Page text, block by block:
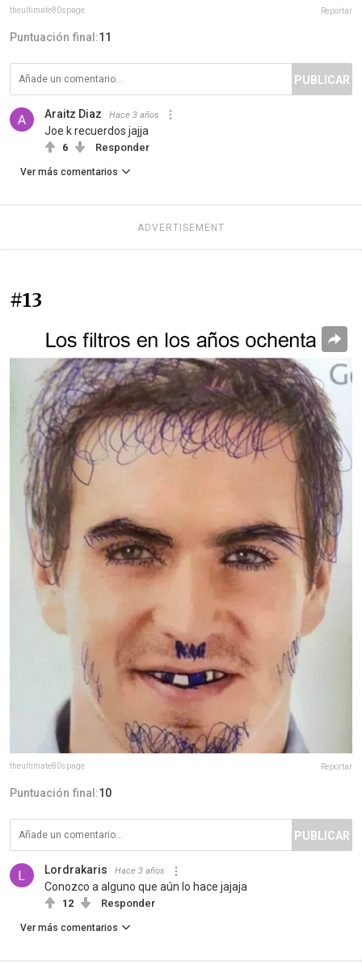
theultimate80spage Reportar
Puntuación final:11
PUBLICAR
Araitz Diaz Hace 3 años
Joe k recuerdos jajja
6 Responder
Ver más comentarios
ADVERTISEMENT
#13
theultimate80spage Reportar
Puntuación final:10
PUBLICAR
Lordrakaris Hace 3 años
Conozco a alguno que aún lo hace jajaja
12 Responder
Ver más comentarios